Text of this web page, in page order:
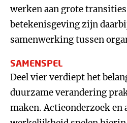
werken aan grote
betekenisgeving zijn
samenwerking tussen
SAMENSPEL
Deel vier verdiept het
duurzame verandering
maken. Actieonderzoek en